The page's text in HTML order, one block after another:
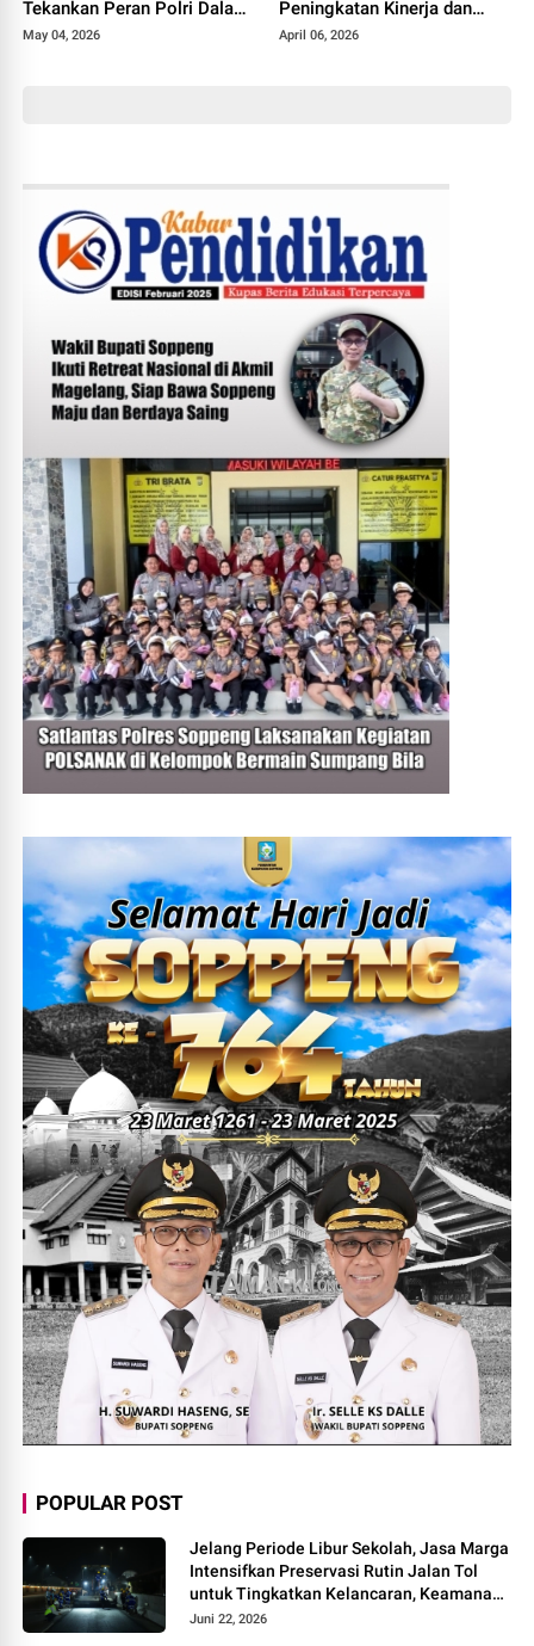
Tekankan Peran Polri Dalam
Dukungan Pendidikan
May 04, 2026
Peningkatan Kinerja dan
Pelayanan
April 06, 2026
POPULAR POST
Jelang Periode Libur Sekolah, Jasa Marga
Intensifkan Preservasi Rutin Jalan Tol
untuk Tingkatkan Kelancaran, Keamanan
dan Kenyamanan Perjalanan
Juni 22, 2026